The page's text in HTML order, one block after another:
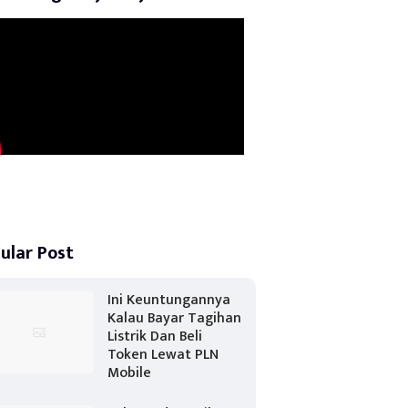
Post
Ini Keuntungannya
Kalau Bayar Tagihan
Listrik Dan Beli
Token Lewat PLN
Mobile